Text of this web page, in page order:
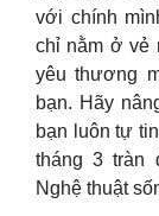
với chính
chỉ nằm ở vẻ
yêu thương
bạn. Hãy
bạn luôn tự
tháng 3 tràn
Nghệ thuật